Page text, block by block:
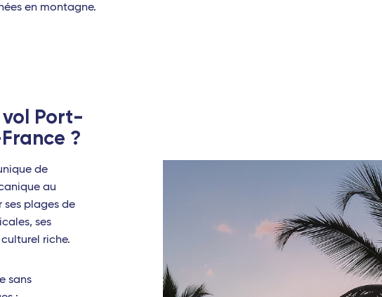
en montagne.
vol Port-
?
de
au
plages de
ses
riche.
sans